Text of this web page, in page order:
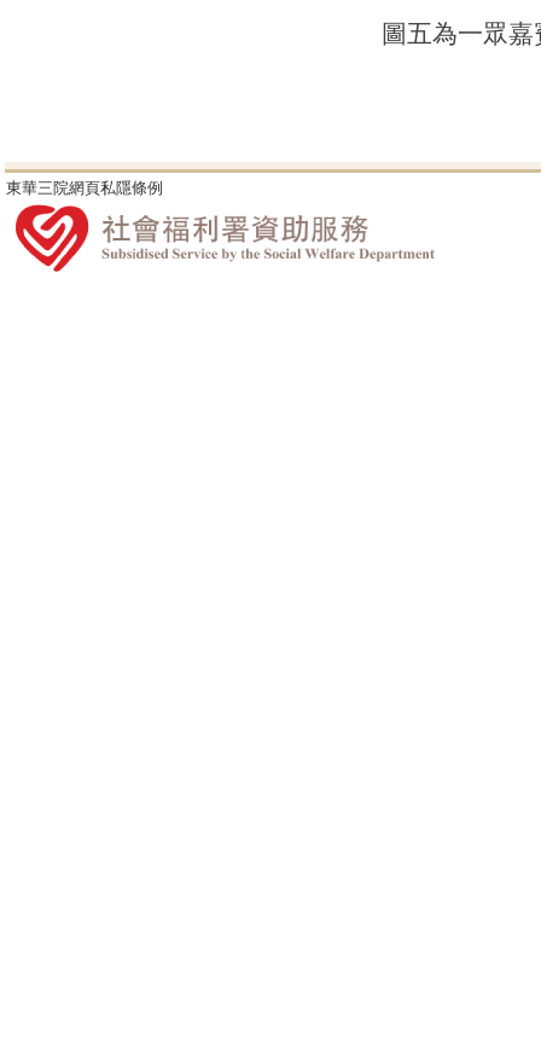
圖五為一眾
東華三院網頁私隱條例